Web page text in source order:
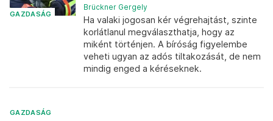
GAZDASÁG
Brückner Gergely
Ha valaki jogosan kér végrehajtást, szinte
korlátlanul megválaszthatja, hogy az
miként történjen. A bíróság figyelembe
veheti ugyan az adós tiltakozását, de nem
mindig enged a kéréseknek.
GAZDASÁG